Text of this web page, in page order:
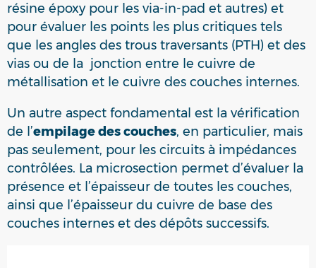
résine époxy pour les via-in-pad et autres) et
pour évaluer les points les plus critiques tels
que les angles des trous traversants (PTH) et des
vias ou de la jonction entre le cuivre de
métallisation et le cuivre des couches internes.
Un autre aspect fondamental est la vérification
de l’empilage des couches, en particulier, mais
pas seulement, pour les circuits à impédances
contrôlées. La microsection permet d’évaluer la
présence et l’épaisseur de toutes les couches,
ainsi que l’épaisseur du cuivre de base des
couches internes et des dépôts successifs.